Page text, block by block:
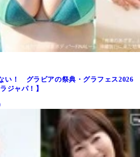
い！ グラビアの祭典・グラフェス2026
ジャパ！】